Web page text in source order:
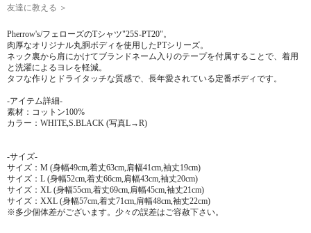
友達に教える ＞
Pherrow's/フェローズのTシャツ"25S-PT20"。
肉厚なオリジナル丸胴ボディを使用したPTシリーズ。
ネック裏から肩にかけてブランドネーム入りのテープを付属することで、着用
と洗濯によるヨレを軽減。
タフな作りとドライタッチな質感で、長年愛されている定番ボディです。
-アイテム詳細-
素材：コットン100%
カラー：WHITE,S.BLACK (写真L→R)
-サイズ-
サイズ：M (身幅49cm,着丈63cm,肩幅41cm,袖丈19cm)
サイズ：L (身幅52cm,着丈66cm,肩幅43cm,袖丈20cm)
サイズ：XL (身幅55cm,着丈69cm,肩幅45cm,袖丈21cm)
サイズ：XXL (身幅57cm,着丈71cm,肩幅48cm,袖丈22cm)
※多少個体差がございます。少々の誤差はご容赦下さい。